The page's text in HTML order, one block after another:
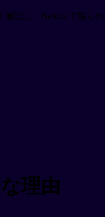
説し、Netflix で観ら
理由